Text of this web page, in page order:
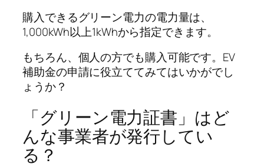
購入できるグリーン電⼒の電力量は、
1,000kWh以上1kWhから指定できます。
もちろん、個人の方でも購入可能です。EV
補助金の申請に役立ててみてはいかがでし
ょうか？
「グリーン電力証書」はど
んな事業者が発行してい
る？